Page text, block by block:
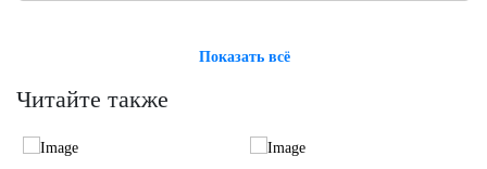
Показать всё
Читайте также